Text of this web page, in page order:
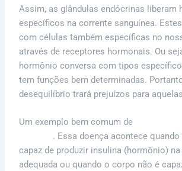
Assim, as glândulas endócrinas liberam
específicos na corrente sanguínea.
com células também específicas no
através de receptores hormonais. Ou
hormônio conversa com tipos
tem funções bem determinadas.
desequilíbrio trará prejuízos para
Um exemplo bem comum de
. Essa doença acontece
capaz de produzir insulina (hormônio)
adequada ou quando o corpo não é